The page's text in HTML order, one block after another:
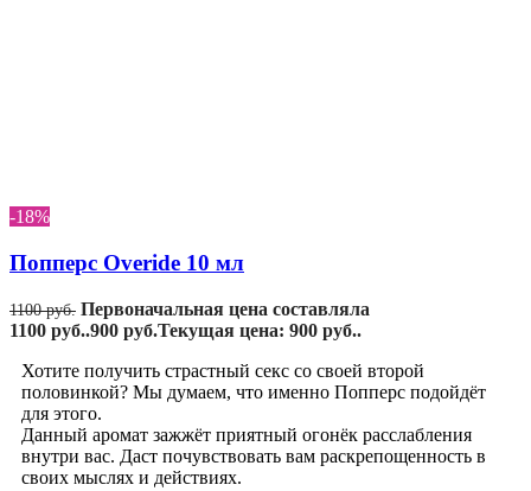
-18%
Попперс Overide 10 мл
1100руб. Первоначальная цена составляла
1100 руб..900 руб.Текущая цена: 900 руб..
Хотите получить страстный секс со своей второй
половинкой? Мы думаем, что именно Попперс подойдёт
для этого.
Данный аромат зажжёт приятный огонёк расслабления
внутри вас. Даст почувствовать вам раскрепощенность в
своих мыслях и действиях.